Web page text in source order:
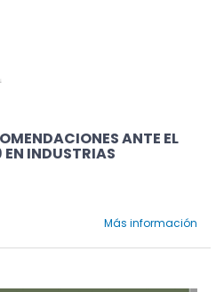
ANTE EL
INDUSTRIAS
Más información